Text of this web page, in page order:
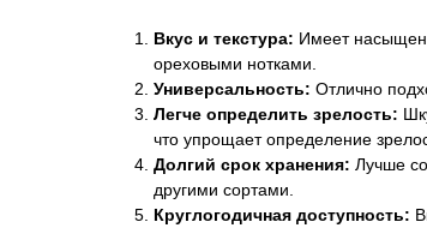
Вкус и текстура: Имеет
ореховыми нотками.
Универсальность: Отлично
Легче определить зрелость:
что упрощает определение
Долгий срок хранения: Лучше
другими сортами.
Круглогодичная доступность: